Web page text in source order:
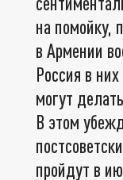
на помойку,
в Армении
Россия в
могут
В этом
пройдут в